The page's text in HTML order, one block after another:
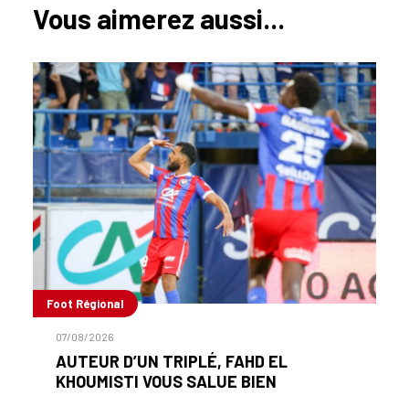
Vous aimerez aussi...
Foot Régional
07/08/2026
AUTEUR D’UN TRIPLÉ, FAHD EL
KHOUMISTI VOUS SALUE BIEN